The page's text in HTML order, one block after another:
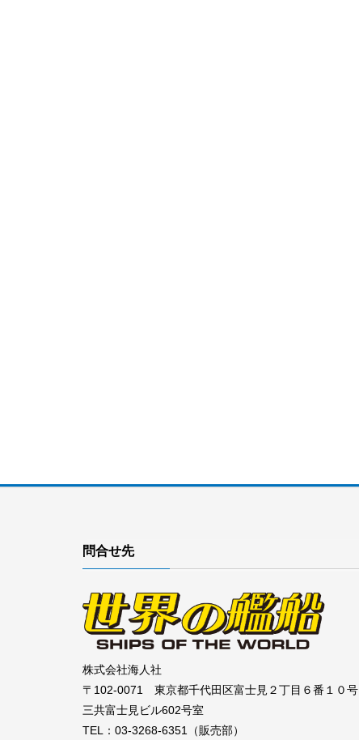
問合せ先
株式会社海人社
〒102-0071 東京都千代田区富士見２丁目６番１０号
三共富士見ビル602号室
TEL：03-3268-6351（販売部）